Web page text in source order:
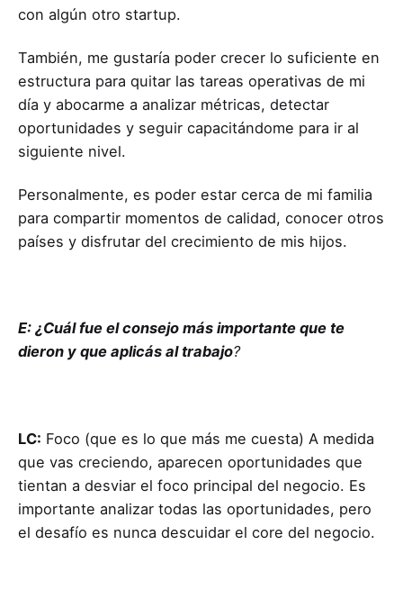
con algún otro startup.
También, me gustaría poder crecer lo suficiente en
estructura para quitar las tareas operativas de mi
día y abocarme a analizar métricas, detectar
oportunidades y seguir capacitándome para ir al
siguiente nivel.
Personalmente, es poder estar cerca de mi familia
para compartir momentos de calidad, conocer otros
países y disfrutar del crecimiento de mis hijos.
E: ¿Cuál fue el consejo más importante que te
dieron y que aplicás al trabajo?
LC: Foco (que es lo que más me cuesta) A medida
que vas creciendo, aparecen oportunidades que
tientan a desviar el foco principal del negocio. Es
importante analizar todas las oportunidades, pero
el desafío es nunca descuidar el core del negocio.